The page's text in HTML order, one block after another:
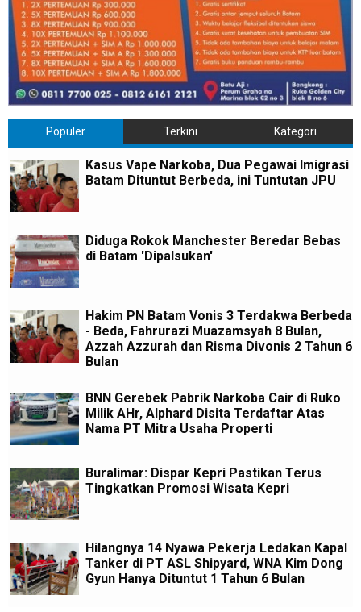
Populer Terkini Kategori
Kasus Vape Narkoba, Dua Pegawai Imigrasi
Batam Dituntut Berbeda, ini Tuntutan JPU
Diduga Rokok Manchester Beredar Bebas
di Batam 'Dipalsukan'
Hakim PN Batam Vonis 3 Terdakwa Berbeda
- Beda, Fahrurazi Muazamsyah 8 Bulan,
Azzah Azzurah dan Risma Divonis 2 Tahun 6
Bulan
BNN Gerebek Pabrik Narkoba Cair di Ruko
Milik AHr, Alphard Disita Terdaftar Atas
Nama PT Mitra Usaha Properti
Buralimar: Dispar Kepri Pastikan Terus
Tingkatkan Promosi Wisata Kepri
Hilangnya 14 Nyawa Pekerja Ledakan Kapal
Tanker di PT ASL Shipyard, WNA Kim Dong
Gyun Hanya Dituntut 1 Tahun 6 Bulan